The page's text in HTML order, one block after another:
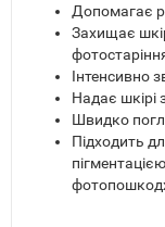
Допомагає
Захищає
Інтенсивно
Надає шкірі
Швидко
Підходить